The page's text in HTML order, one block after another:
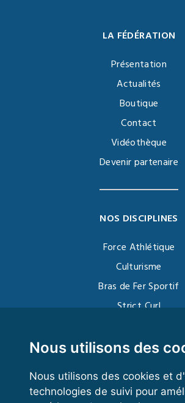
Nous utilisons des
Nous utilisons des cookies et
technologies de suivi pour
LA FÉDÉRATION
Présentation
Actualités
Boutique
Contact
Vidéothèque
Devenir partenaire
NOS DISCIPLINES
Force Athlétique
Culturisme
Bras de Fer Sportif
Strict Curl
Kettlebell